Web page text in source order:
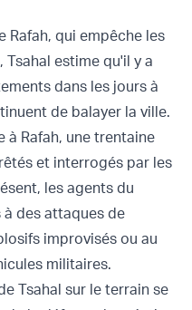
Rafah, qui empêche les
estime qu'il y a
dans les jours à
de balayer la ville.
à Rafah, une trentaine
et interrogés par les
les agents du
des attaques de
improvisés ou au
militaires.
Tsahal sur le terrain se